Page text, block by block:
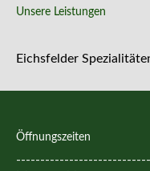
Unsere Leistungen
Eichsfelder
Öffnungszeiten